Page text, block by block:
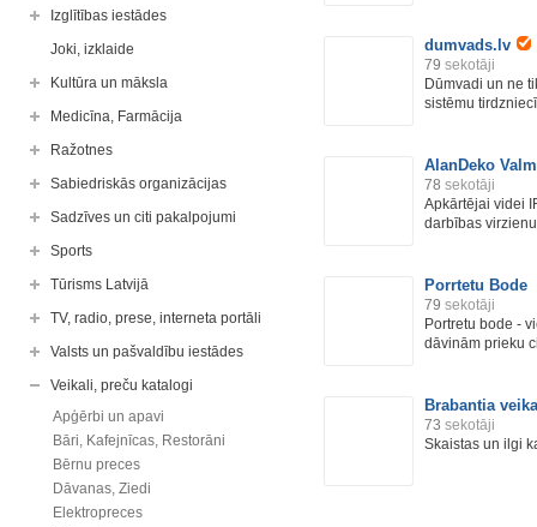
Izglītības iestādes
Joki, izklaide
Kultūra un māksla
Medicīna, Farmācija
Ražotnes
Sabiedriskās organizācijas
Sadzīves un citi pakalpojumi
Sports
Tūrisms Latvijā
TV, radio, prese, interneta portāli
Valsts un pašvaldību iestādes
Veikali, preču katalogi
Apģērbi un apavi
Bāri, Kafejnīcas, Restorāni
Bērnu preces
Dāvanas, Ziedi
Elektropreces
dumvads.lv
79 sekotāji
Dūmvadi un ne
sistēmu
AlanDeko
78 sekotāji
Apkārtējai videi
darbības
Porrtetu Bode
79 sekotāji
Portretu bode -
dāvinām prieku
Brabantia
73 sekotāji
Skaistas un ilgi